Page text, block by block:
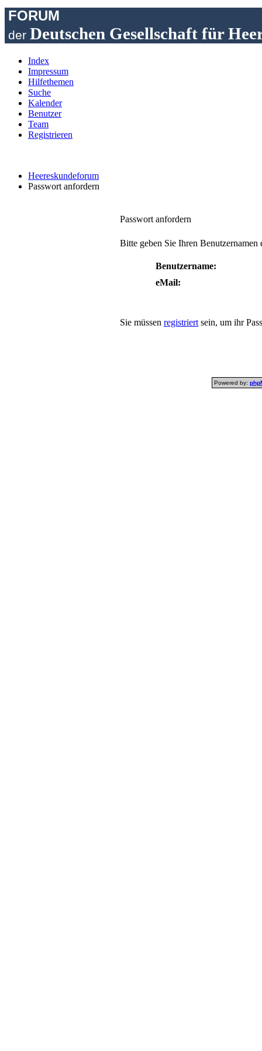
FORUM
der Deutschen Gesellschaft für
Index
Impressum
Hilfethemen
Suche
Kalender
Benutzer
Team
Registrieren
Heereskundeforum
Passwort anfordern
Passwort anfordern
Bitte geben Sie Ihren Benutzernamen
Benutzername:
eMail:
Sie müssen registriert sein, um ihr
Powered by: